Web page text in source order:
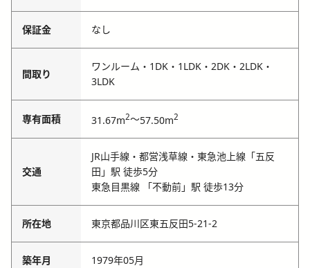
保証金 なし
間取り
ワンルーム・1DK・1LDK・2DK・2LDK・
3LDK
専有面積 31.67m2～57.50m2
交通
JR山手線・都営浅草線・東急池上線「五反
田」駅 徒歩5分
東急目黒線 「不動前」駅 徒歩13分
所在地 東京都品川区東五反田5-21-2
築年月 1979年05月